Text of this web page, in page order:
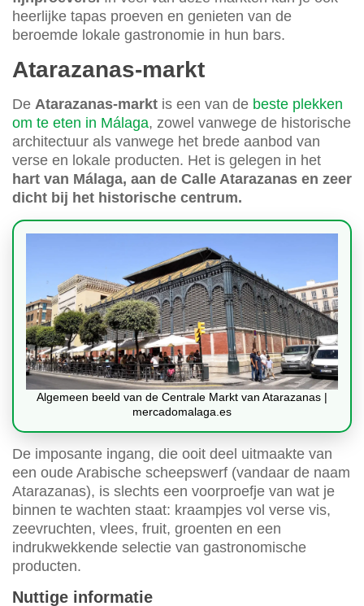
heerlijke tapas proeven en genieten van de
beroemde lokale gastronomie in hun bars.
Atarazanas-markt
De Atarazanas-markt is een van de beste plekken
om te eten in Málaga, zowel vanwege de historische
architectuur als vanwege het brede aanbod van
verse en lokale producten. Het is gelegen in het
hart van Málaga, aan de Calle Atarazanas en zeer
dicht bij het historische centrum.
Algemeen beeld van de Centrale Markt van Atarazanas |
mercadomalaga.es
De imposante ingang, die ooit deel uitmaakte van
een oude Arabische scheepswerf (vandaar de naam
Atarazanas), is slechts een voorproefje van wat je
binnen te wachten staat: kraampjes vol verse vis,
zeevruchten, vlees, fruit, groenten en een
indrukwekkende selectie van gastronomische
producten.
Nuttige informatie